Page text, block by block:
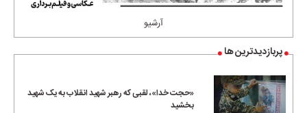
آرشیو
پربازدیدترین ها
«حجت خدا»، لقبی که رهبر شهید انقلاب به یک شهید
بخشید